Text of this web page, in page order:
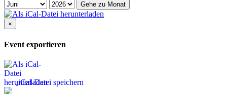
Gehe zu Monat
×
Event exportieren
iCal-Datei speichern